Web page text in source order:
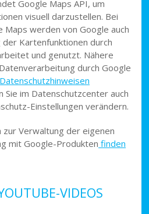
Google Maps API, um
visuell darzustellen. Bei
Maps werden von Google auch
Kartenfunktionen durch
und genutzt. Nähere
durch Google
Sie im Datenschutzcenter auch
Einstellungen verändern.
zur Verwaltung der eigenen
mit Google-Produkten finden
VIDEOS